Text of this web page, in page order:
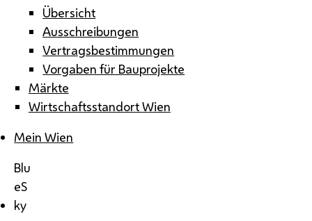
Übersicht
Ausschreibungen
Vertragsbestimmungen
Vorgaben für Bauprojekte
Märkte
Wirtschaftsstandort Wien
Mein Wien
Blu
eS
ky